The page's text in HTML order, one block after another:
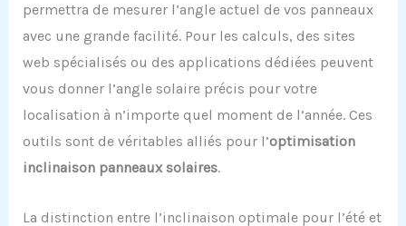
permettra de mesurer l’angle actuel de vos panneaux
avec une grande facilité. Pour les calculs, des sites
web spécialisés ou des applications dédiées peuvent
vous donner l’angle solaire précis pour votre
localisation à n’importe quel moment de l’année. Ces
outils sont de véritables alliés pour l’optimisation
inclinaison panneaux solaires.
La distinction entre l’inclinaison optimale pour l’été et